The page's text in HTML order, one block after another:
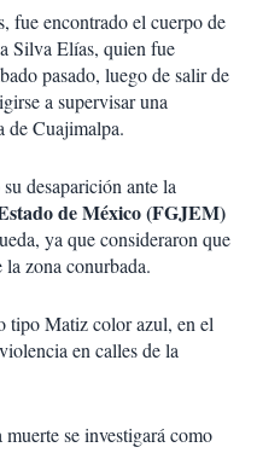
fue encontrado el cuerpo de
Silva Elías, quien fue
pasado, luego de salir de
a supervisar una
de Cuajimalpa.
desaparición ante la
de México (FGJEM)
ya que consideraron que
zona conurbada.
tipo Matiz color azul, en el
en calles de la
se investigará como